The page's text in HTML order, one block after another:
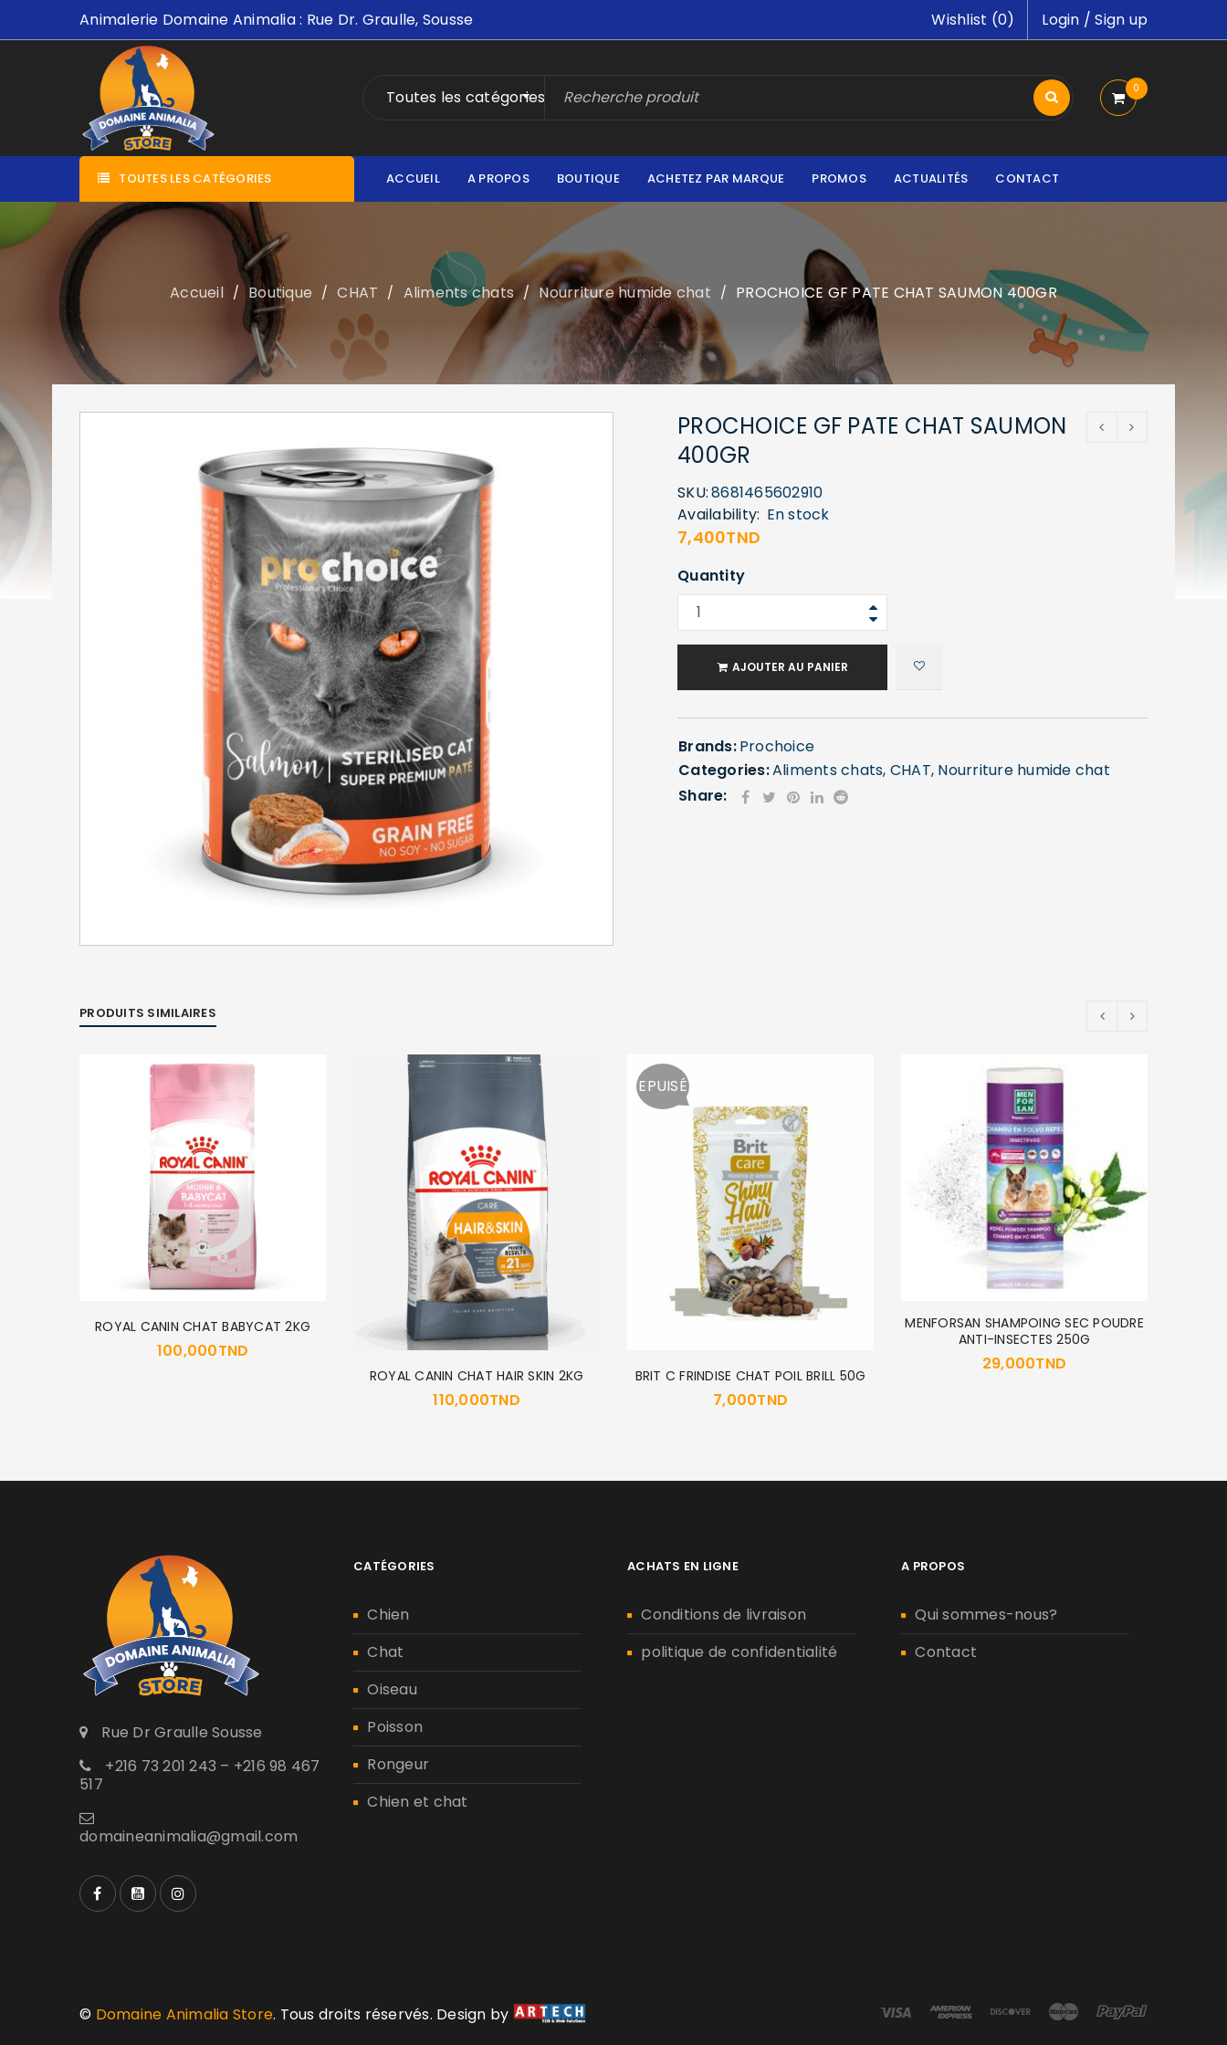
Animalerie Domaine Animalia : Rue Dr. Graulle, Sousse Login /Sign up
Wishlist (0)
Toutes les catégories 0
TOUTES LES CATÉGORIES ACCUEIL A PROPOS BOUTIQUE ACHETEZ PAR MARQUE PROMOS ACTUALITÉS CONTACT
Accueil / Boutique / CHAT / Aliments chats / Nourriture humide chat / PROCHOICE GF PATE CHAT SAUMON 400GR
PROCHOICE GF PATE CHAT SAUMON
400GR
SKU:8681465602910
Availability: En stock
7,400TND
Quantity
AJOUTER AU PANIER
Brands:Prochoice
Categories:Aliments chats, CHAT, Nourriture humide chat
Share:
PRODUITS SIMILAIRES
ROYAL CANIN CHAT BABYCAT 2KG
100,000TND
ROYAL CANIN CHAT HAIR SKIN 2KG
110,000TND
EPUISÉ
BRIT C FRINDISE CHAT POIL BRILL 50G
7,000TND
MENFORSAN SHAMPOING SEC POUDRE
ANTI-INSECTES 250G
29,000TND
Rue Dr Graulle Sousse
+216 73 201 243 – +216 98 467
517
domaineanimalia@gmail.com
CATÉGORIES
Chien
Chat
Oiseau
Poisson
Rongeur
Chien et chat
ACHATS EN LIGNE
Conditions de livraison
politique de confidentialité
A PROPOS
Qui sommes-nous?
Contact
© Domaine Animalia Store. Tous droits réservés. Design by